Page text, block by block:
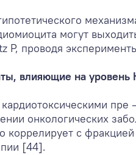
могут
P, проводя
влияющие на
пре
онкологических
коррелирует с
[44].